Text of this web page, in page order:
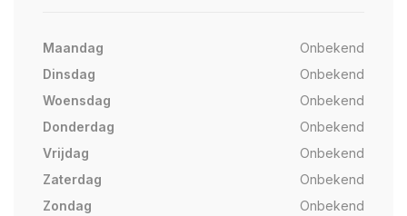
Maandag
Onbekend
Dinsdag
Onbekend
Woensdag
Onbekend
Donderdag
Onbekend
Vrijdag
Onbekend
Zaterdag
Onbekend
Zondag
Onbekend